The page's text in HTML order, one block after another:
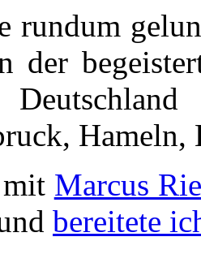
rundum
der
mit Marcus
bereitete